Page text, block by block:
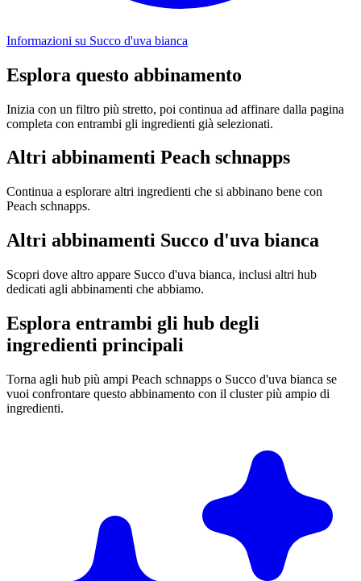
Informazioni su Succo d'uva bianca
Esplora questo abbinamento
Inizia con un filtro più stretto, poi continua ad affinare dalla pagina
completa con entrambi gli ingredienti già selezionati.
Altri abbinamenti Peach schnapps
Continua a esplorare altri ingredienti che si abbinano bene con
Peach schnapps.
Altri abbinamenti Succo d'uva bianca
Scopri dove altro appare Succo d'uva bianca, inclusi altri hub
dedicati agli abbinamenti che abbiamo.
Esplora entrambi gli hub degli
ingredienti principali
Torna agli hub più ampi Peach schnapps o Succo d'uva bianca se
vuoi confrontare questo abbinamento con il cluster più ampio di
ingredienti.